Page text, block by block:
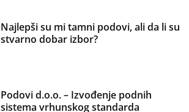
Najlepši su mi tamni podovi, ali da li su
stvarno dobar izbor?
Podovi d.o.o. – Izvođenje podnih
sistema vrhunskog standarda